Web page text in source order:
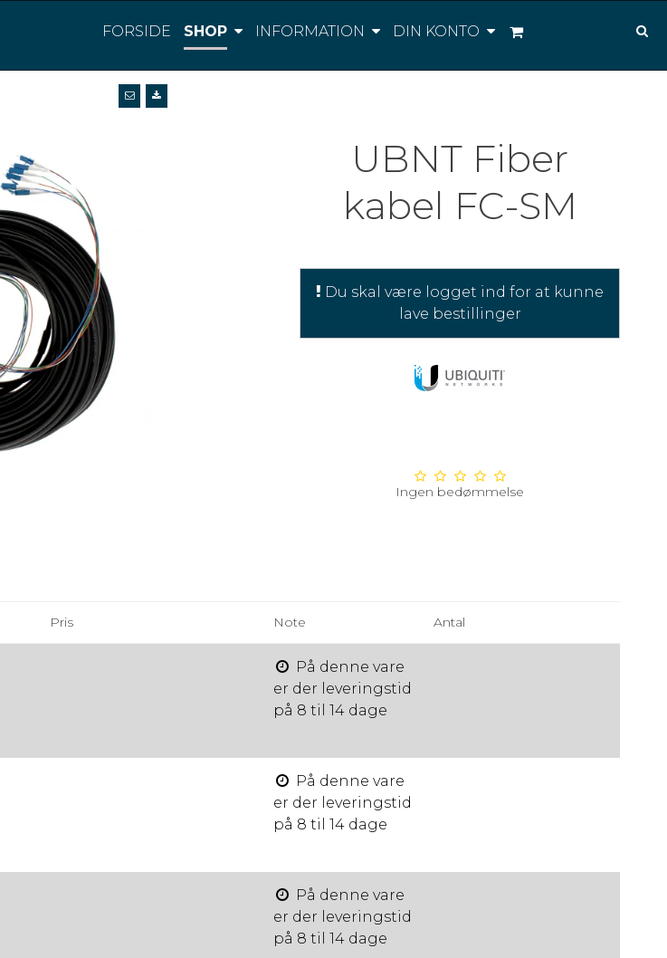
FORSIDE SHOP INFORMATION DIN KONTO
UBNT Fiber
kabel FC-SM
Du skal være logget ind for at kunne
lave bestillinger
Ingen bedømmelse
Pris Note Antal
På denne vare
er der leveringstid
på 8 til 14 dage
På denne vare
er der leveringstid
på 8 til 14 dage
På denne vare
er der leveringstid
på 8 til 14 dage